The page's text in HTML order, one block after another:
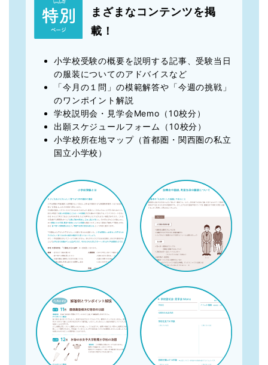
まざまなコンテンツを掲
載！
小学校受験の概要を説明する記事、受験当日
の服装についてのアドバイスなど
「今月の１問」の模範解答や「今週の挑戦」
のワンポイント解説
学校説明会・見学会Memo（10校分）
出願スケジュールフォーム（10校分）
小学校所在地マップ（首都圏・関西圏の私立
国立小学校）